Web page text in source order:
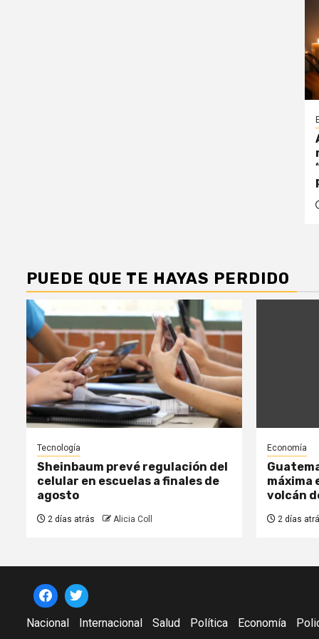
PUEDE QUE TE HAYAS PERDIDO
Tecnología
Sheinbaum prevé regulación del
celular en escuelas a finales de
agosto
2 días atrás Alicia Coll
Economía
máxima
volcán
2 días
Nacional Internacional Salud Política Economía